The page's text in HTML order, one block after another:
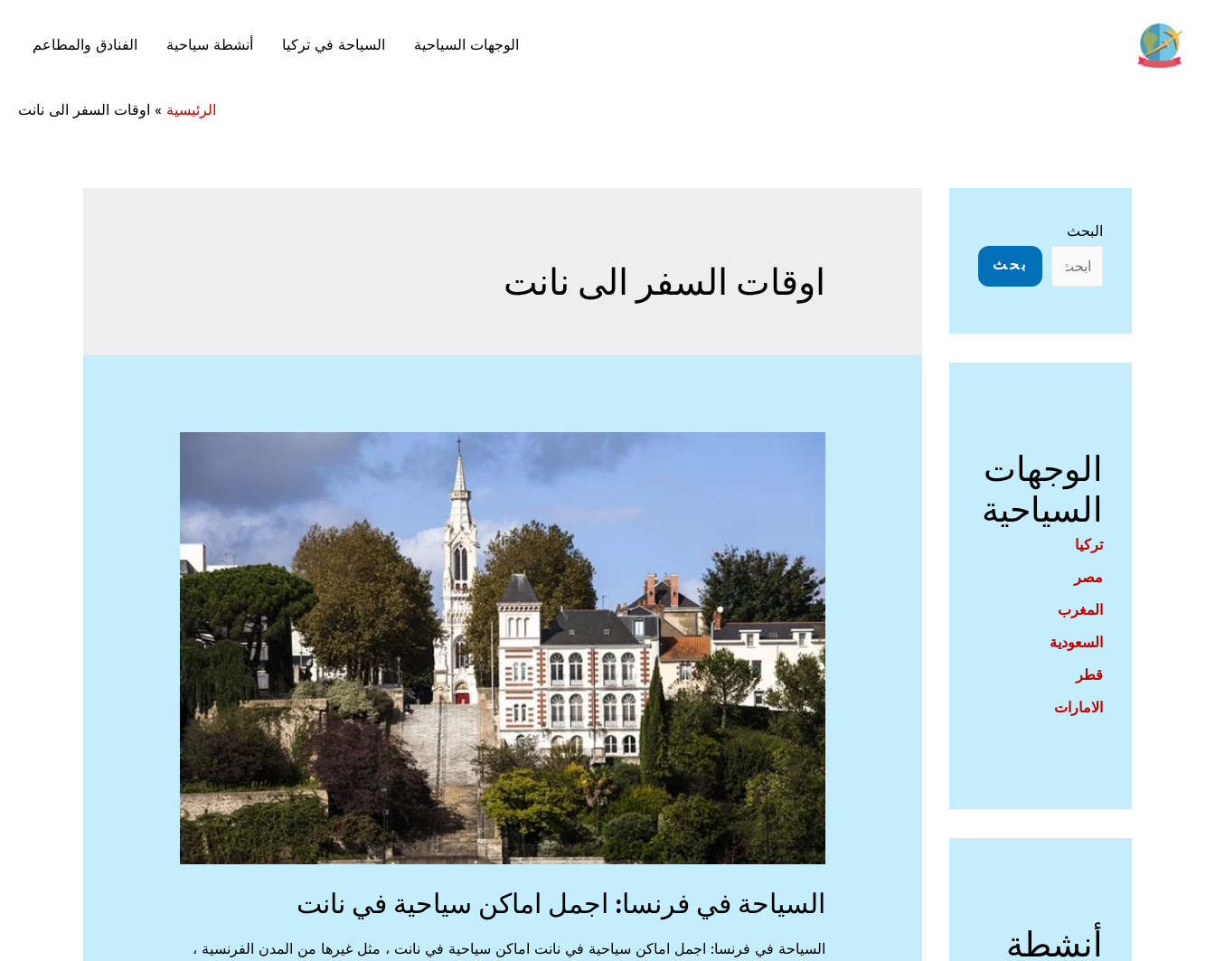
المحتوى
الوجهات السياحية السياحة في تركيا أنشطة سياحية الفنادق والمطاعم
الرئيسية » اوقات السفر الى نانت
البحث
بحث
الوجهات
السياحية
تركيا
مصر
المغرب
السعودية
قطر
الامارات
أنشطة
اوقات السفر الى نانت
السياحة في فرنسا: اجمل اماكن سياحية في نانت
السياحة في فرنسا: اجمل اماكن سياحية في نانت اماكن سياحية في نانت ، مثل غيرها من المدن الفرنسية ،